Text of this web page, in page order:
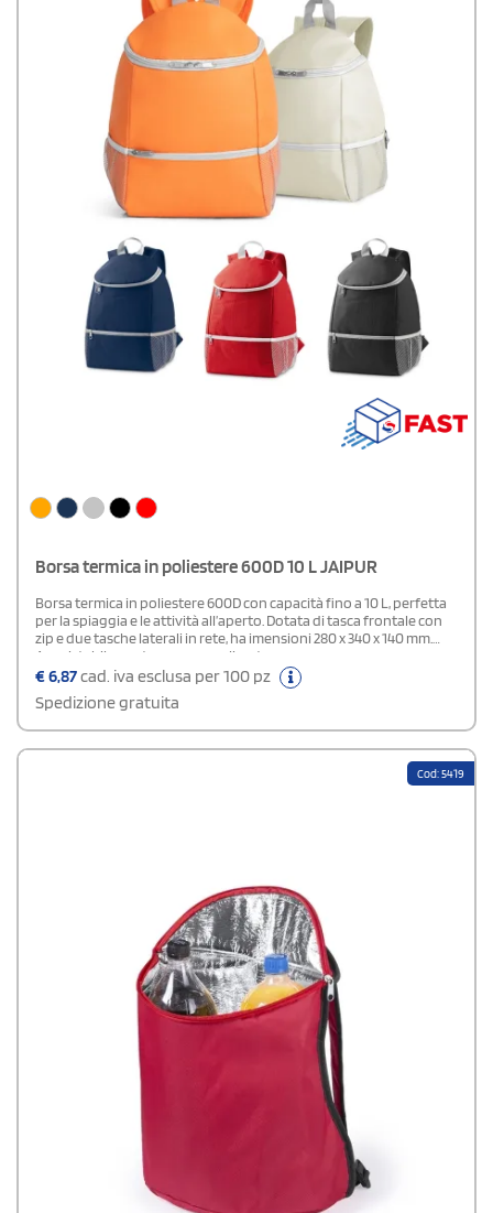
Borsa termica in poliestere 600D 10 L JAIPUR
Borsa termica in poliestere 600D con capacità fino a 10 L, perfetta
per la spiaggia e le attività all’aperto. Dotata di tasca frontale con
zip e due tasche laterali in rete, ha imensioni 280 x 340 x 140 mm.
Acquistabile neutro o personalizzato.
€6,87cad. iva esclusa per 100 pz
Spedizione gratuita
Cod: 5419